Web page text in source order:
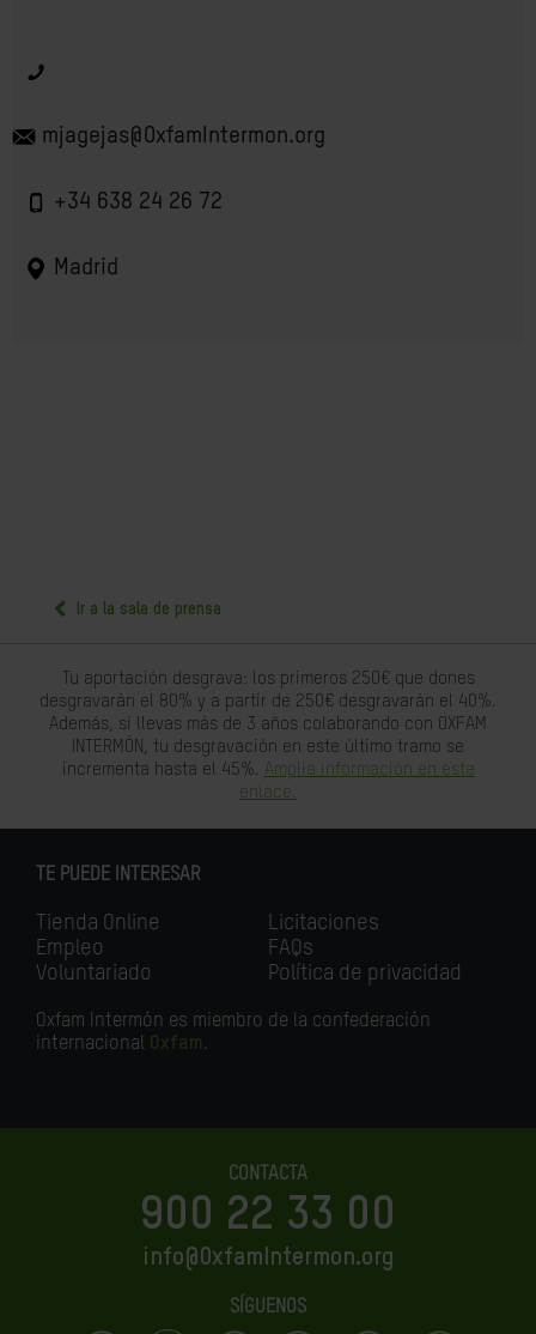
mjagejas@OxfamIntermon.org
+34 638 24 26 72
Madrid
Ir a la sala de prensa
Tu aportación desgrava: los primeros 250€ que dones
desgravarán el 80% y a partir de 250€ desgravarán el 40%.
Además, si llevas más de 3 años colaborando con OXFAM
INTERMÓN, tu desgravación en este último tramo se
incrementa hasta el 45%. Amplia información en este
enlace.
TE PUEDE INTERESAR
Tienda Online
Empleo
Voluntariado
Licitaciones
FAQs
Política de privacidad
Oxfam Intermón es miembro de la confederación
internacional Oxfam.
CONTACTA
900 22 33 00
info@OxfamIntermon.org
SÍGUENOS